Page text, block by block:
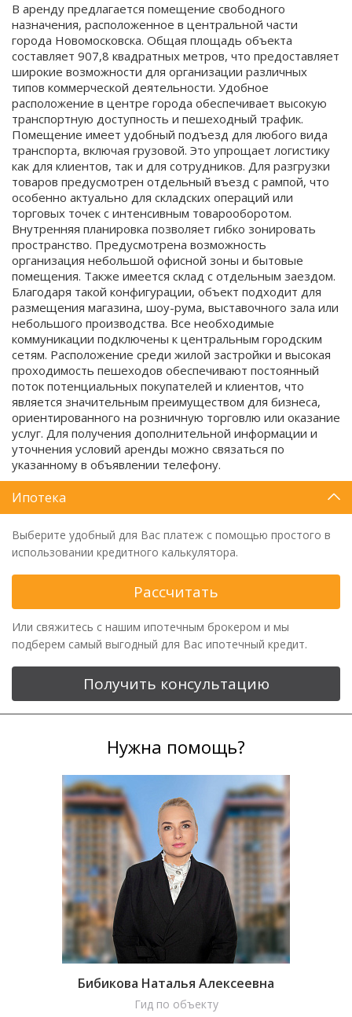
В аренду предлагается помещение свободного
назначения, расположенное в центральной части
города Новомосковска. Общая площадь объекта
составляет 907,8 квадратных метров, что предоставляет
широкие возможности для организации различных
типов коммерческой деятельности. Удобное
расположение в центре города обеспечивает высокую
транспортную доступность и пешеходный трафик.
Помещение имеет удобный подъезд для любого вида
транспорта, включая грузовой. Это упрощает логистику
как для клиентов, так и для сотрудников. Для разгрузки
товаров предусмотрен отдельный въезд с рампой, что
особенно актуально для складских операций или
торговых точек с интенсивным товарооборотом.
Внутренняя планировка позволяет гибко зонировать
пространство. Предусмотрена возможность
организация небольшой офисной зоны и бытовые
помещения. Также имеется склад с отдельным заездом.
Благодаря такой конфигурации, объект подходит для
размещения магазина, шоу-рума, выставочного зала или
небольшого производства. Все необходимые
коммуникации подключены к центральным городским
сетям. Расположение среди жилой застройки и высокая
проходимость пешеходов обеспечивают постоянный
поток потенциальных покупателей и клиентов, что
является значительным преимуществом для бизнеса,
ориентированного на розничную торговлю или оказание
услуг. Для получения дополнительной информации и
уточнения условий аренды можно связаться по
указанному в объявлении телефону.
Ипотека
Выберите удобный для Вас платеж с помощью простого в
использовании кредитного калькулятора.
Рассчитать
Или свяжитесь с нашим ипотечным брокером и мы
подберем самый выгодный для Вас ипотечный кредит.
Получить консультацию
Нужна помощь?
Бибикова Наталья Алексеевна
Гид по объекту